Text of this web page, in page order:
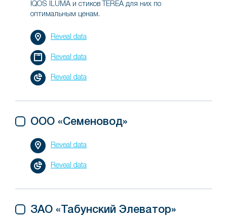
IQOS ILUMA и стиков TEREA для них по
оптимальным ценам.
Reveal data
Reveal data
Reveal data
ООО «Семеновод»
Reveal data
Reveal data
ЗАО «Табунский Элеватор»